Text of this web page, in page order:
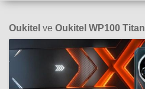
Oukitel ve Oukitel WP100 Titan